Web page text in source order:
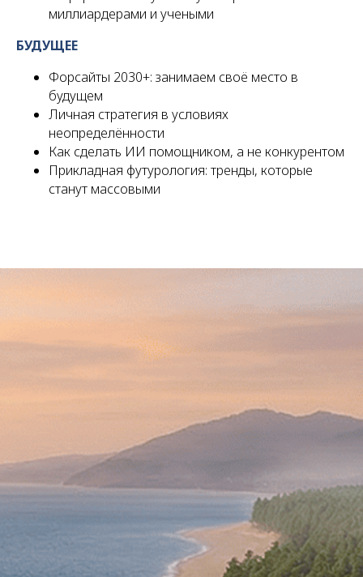
миллиардерами и учеными
БУДУЩЕЕ
Форсайты 2030+: занимаем своё место в
будущем
Личная стратегия в условиях
неопределённости
Как сделать ИИ помощником, а не конкурентом
Прикладная футурология: тренды, которые
станут массовыми